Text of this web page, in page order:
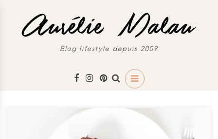
Blog lifestyle depuis 2009